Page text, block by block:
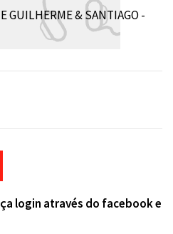
GUILHERME & SANTIAGO -
login através do facebook e